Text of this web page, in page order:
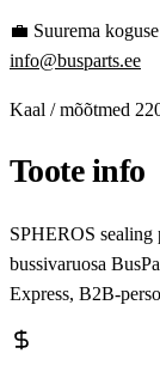
💼 Suurema
info@busparts.ee
Kaal / mõõtmed
Toote info
SPHEROS
bussivaruosa
Express, B2B-